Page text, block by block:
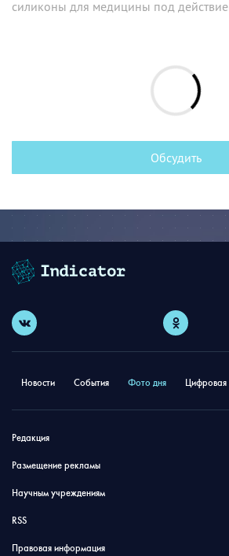
силиконы для медицины под
Обсудить
Новости События Фото дня Цифровая
Редакция
Размещение рекламы
Научным учреждениям
RSS
Правовая информация